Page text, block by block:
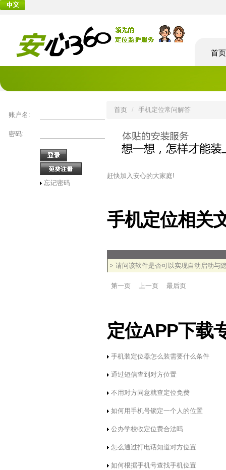
首页
账户名:
密码:
忘记密码
首页 / 手机定位常问解答
赶快加入安心的大家庭!
手机定位相关
> 请问该软件是否可以实现自动启动与
第一页 上一页 最后页
定位APP下载
手机装定位器怎么装需要什么条件
通过短信查到对方位置
不用对方同意就查定位免费
如何用手机号锁定一个人的位置
公办学校收定位费合法吗
怎么通过打电话知道对方位置
如何根据手机号查找手机位置